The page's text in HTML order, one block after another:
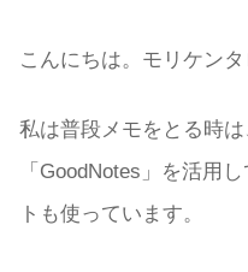
こんにちは。モリケンタ
私は普段メモをとる時は
「GoodNotes」を活用
トも使っています。